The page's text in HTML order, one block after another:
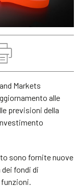
Markets
alle
previsioni della
sono fornite nuove
fondi di
funzioni.